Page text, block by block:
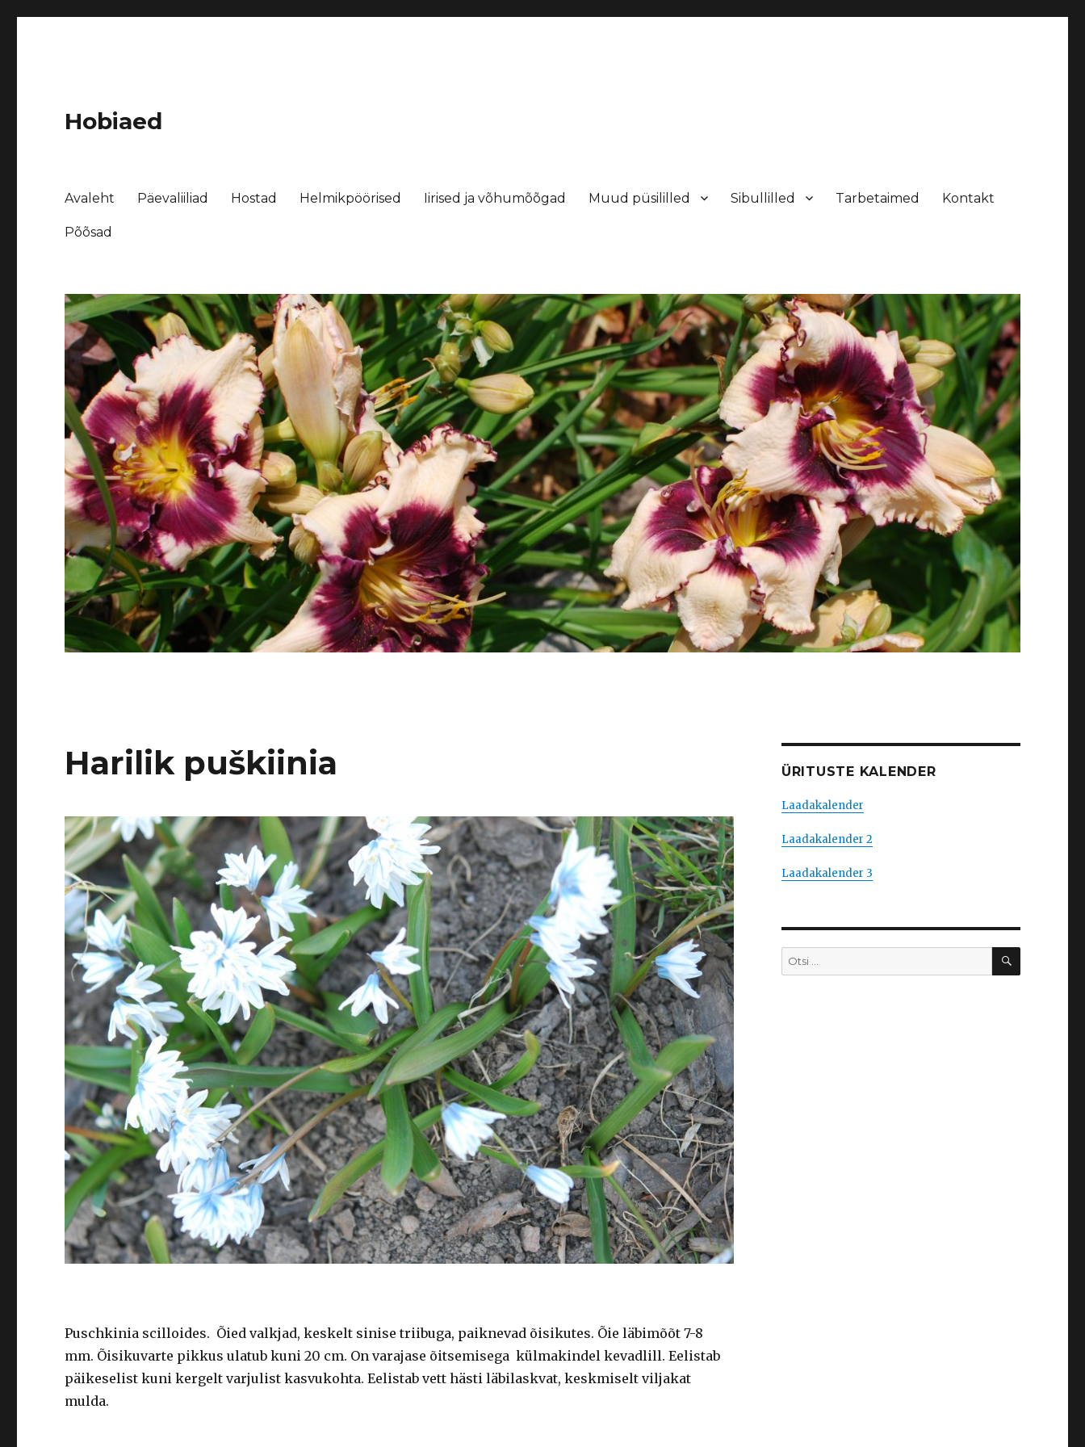
Hobiaed
Avaleht Päevaliiliad Hostad Helmikpöörised Iirised ja võhumõõgad Muud püsililled Sibullilled Tarbetaimed Kontakt
Põõsad
Harilik puškiinia
Puschkinia scilloides. Õied valkjad, keskelt sinise triibuga, paiknevad õisikutes. Õie läbimõõt 7-8
mm. Õisikuvarte pikkus ulatub kuni 20 cm. On varajase õitsemisega külmakindel kevadlill. Eelistab
päikeselist kuni kergelt varjulist kasvukohta. Eelistab vett hästi läbilaskvat, keskmiselt viljakat
mulda.
ÜRITUSTE KALENDER
Laadakalender
Laadakalender 2
Laadakalender 3
Otsi: OTSI